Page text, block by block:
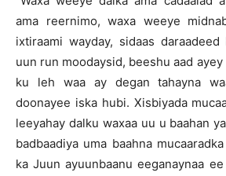
ama reernimo, waxa weeye
ixtiraami wayday, sidaas
uun run moodaysid, beeshu aad ayey
ku leh waa ay degan tahayna
doonayee iska hubi. Xisbiyada
leeyahay dalku waxaa uu u baahan
badbaadiya uma baahna
ka Juun ayuunbaanu eeganaynaa